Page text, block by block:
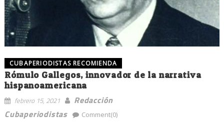
CUBAPERIODISTAS RECOMIENDA
Rómulo Gallegos, innovador de la narrativa
hispanoamericana
febrero 15, 2021
Redacción
Cubaperiodistas
Comment(0)